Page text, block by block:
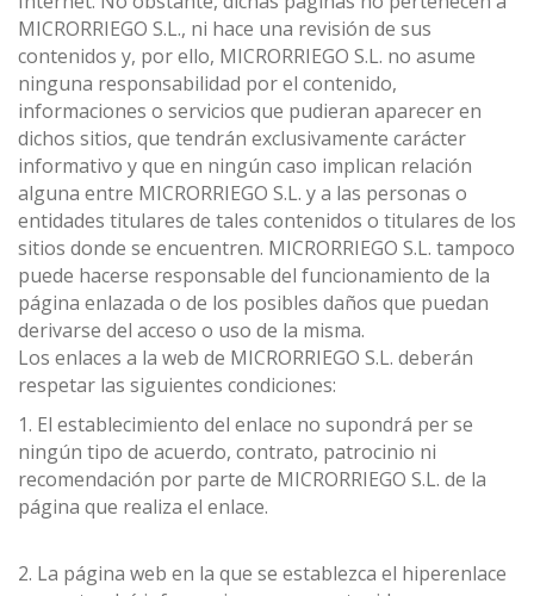
MICRORRIEGO S.L., ni hace una revisión de sus
contenidos y, por ello, MICRORRIEGO S.L. no asume
ninguna responsabilidad por el contenido,
informaciones o servicios que pudieran aparecer en
dichos sitios, que tendrán exclusivamente carácter
informativo y que en ningún caso implican relación
alguna entre MICRORRIEGO S.L. y a las personas o
entidades titulares de tales contenidos o titulares de los
sitios donde se encuentren. MICRORRIEGO S.L. tampoco
puede hacerse responsable del funcionamiento de la
página enlazada o de los posibles daños que puedan
derivarse del acceso o uso de la misma.
Los enlaces a la web de MICRORRIEGO S.L. deberán
respetar las siguientes condiciones:
1. El establecimiento del enlace no supondrá per se
ningún tipo de acuerdo, contrato, patrocinio ni
recomendación por parte de MICRORRIEGO S.L. de la
página que realiza el enlace.
2. La página web en la que se establezca el hiperenlace